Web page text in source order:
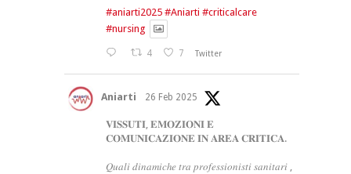
#aniarti2025 #Aniarti #criticalcare
#nursing
4 7 Twitter
Aniarti 26 Feb 2025
𝐕𝐈𝐒𝐒𝐔𝐓𝐈, 𝐄𝐌𝐎𝐙𝐈𝐎𝐍𝐈 𝐄
𝐂𝐎𝐌𝐔𝐍𝐈𝐂𝐀𝐙𝐈𝐎𝐍𝐄 𝐈𝐍 𝐀𝐑𝐄𝐀 𝐂𝐑𝐈𝐓𝐈𝐂𝐀.
𝑄𝑢𝑎𝑙𝑖 𝑑𝑖𝑛𝑎𝑚𝑖𝑐ℎ𝑒 𝑡𝑟𝑎 𝑝𝑟𝑜𝑓𝑒𝑠𝑠𝑖𝑜𝑛𝑖𝑠𝑡𝑖 𝑠𝑎𝑛𝑖𝑡𝑎𝑟𝑖 ,